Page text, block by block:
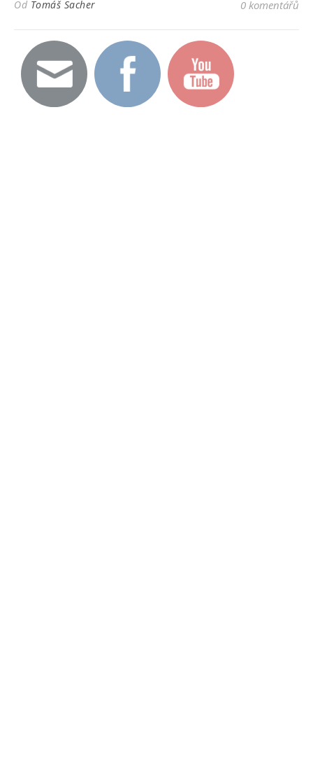
Od Tomáš Sacher 0 komentářů